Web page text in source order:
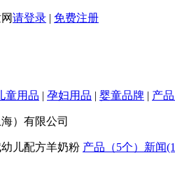
请登录 | 免费注册
童用品 | 孕妇用品 | 婴童品牌 | 产
）有限公司
儿配方羊奶粉 产品（5个） 新闻